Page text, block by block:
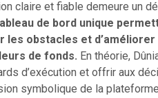
claire et fiable demeure un
de bord unique
les obstacles et
de fonds. En théorie,
d’exécution et offrir aux
symbolique de la